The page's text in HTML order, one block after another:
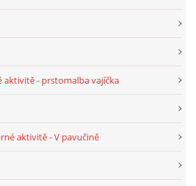
RADY, RECENZE
aktivitě - prstomalba vajíčka
aktivitě - V pavučině